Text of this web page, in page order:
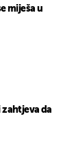
miješa u
zahtjeva da